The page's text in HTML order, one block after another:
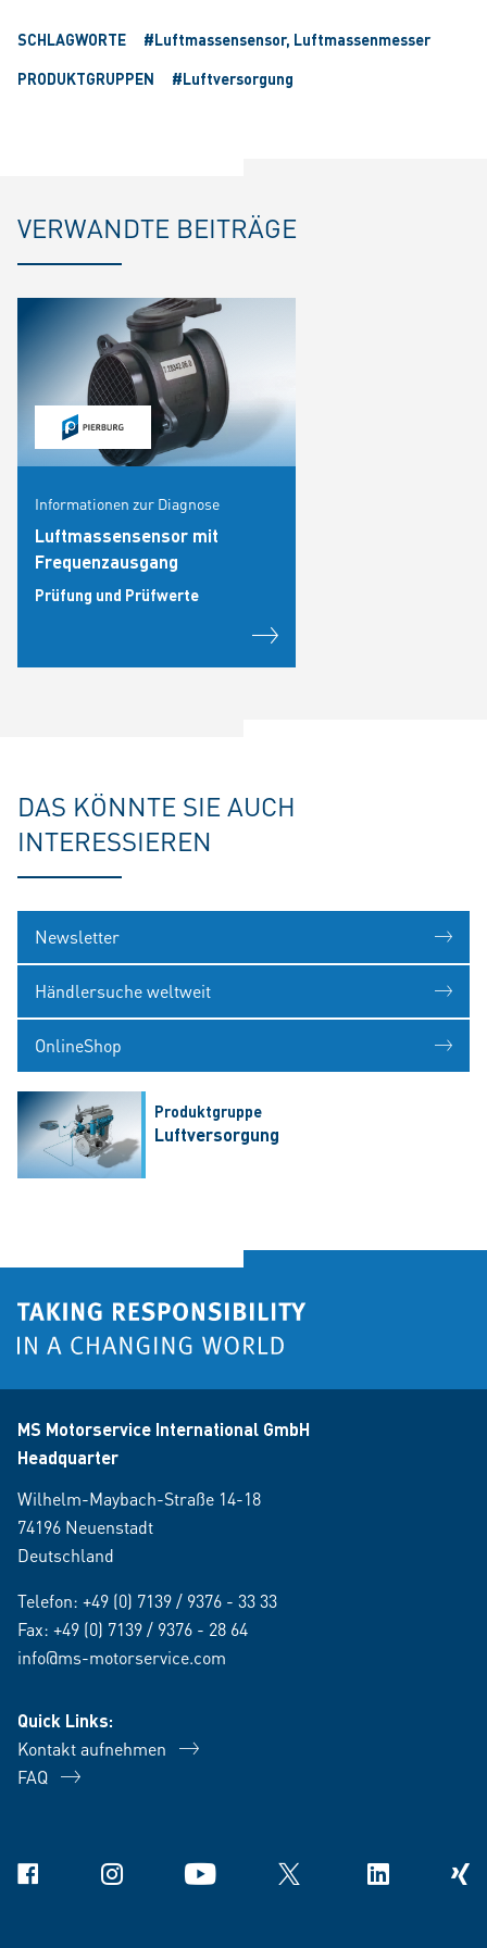
SCHLAGWORTE
#Luftmassensensor, Luftmassenmesser
PRODUKTGRUPPEN
#Luftversorgung
VERWANDTE BEITRÄGE
Informationen zur Diagnose
Luftmassensensor mit
Frequenzausgang
Prüfung und Prüfwerte
DAS KÖNNTE SIE AUCH
INTERESSIEREN
Newsletter
Händlersuche weltweit
OnlineShop
Produktgruppe
Luftversorgung
MS Motorservice International GmbH
Headquarter
Wilhelm-Maybach-Straße 14-18
74196 Neuenstadt
Deutschland
Telefon: +49 (0) 7139 / 9376 - 33 33
Fax: +49 (0) 7139 / 9376 - 28 64
info@ms-motorservice.com
Quick Links:
Kontakt aufnehmen
FAQ
Facebook Instagram YouTube X Linkedin Xing